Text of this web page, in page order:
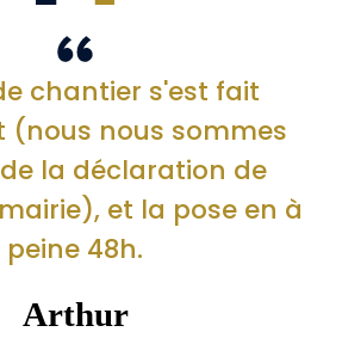
chantier s'est fait
(nous nous sommes
la déclaration de
et la pose en à
peine 48h.
Arthur